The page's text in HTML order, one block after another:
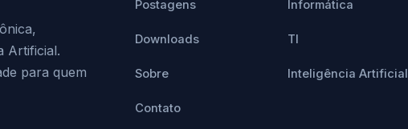
Artificial.
para quem
Postagens
Downloads
Sobre
Contato
Informática
TI
Inteligência Artificial